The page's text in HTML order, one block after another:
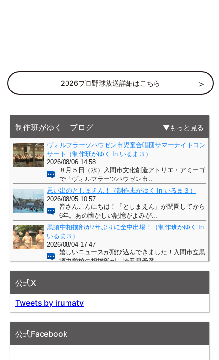
2026プロ野球放送詳細はこちら
制作班がゆく！ブログ もっと見る
公式X
Tweets by irumatv
公式Facebook